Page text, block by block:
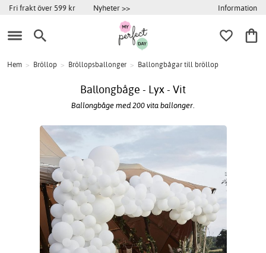
Fri frakt över 599 kr Nyheter >> Information
Hem > Bröllop > Bröllopsballonger > Ballongbågar till bröllop
Ballongbåge - Lyx - Vit
Ballongbåge med 200 vita ballonger.